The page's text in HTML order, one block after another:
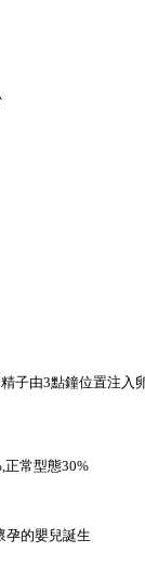
子由3點鐘位置注入
正常型態30%
孕的嬰兒誕生